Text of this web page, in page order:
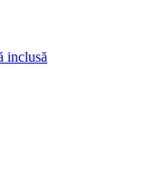
inclusă